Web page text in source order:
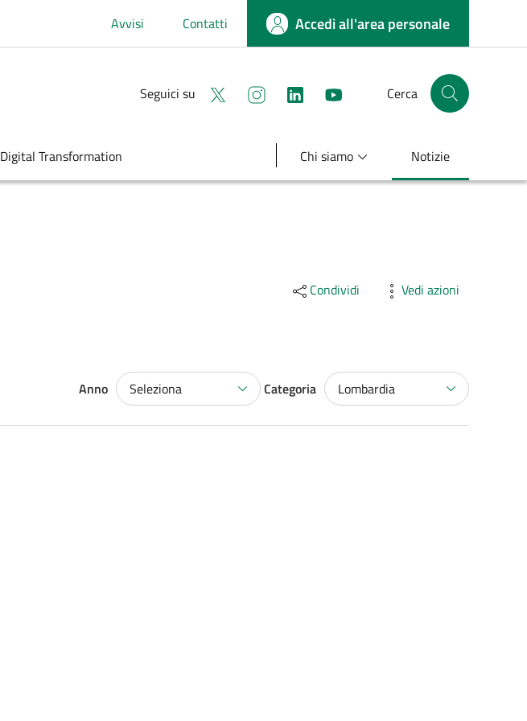
Avvisi Contatti Accedi all'area personale
Seguici su Seguici su XSeguici su instagram
linkedin youtubeCerca Cerca nel sito
Digital Transformation Chi siamo Notizie
Condividi Vedi azioni
Anno Seleziona Categoria Lombardia